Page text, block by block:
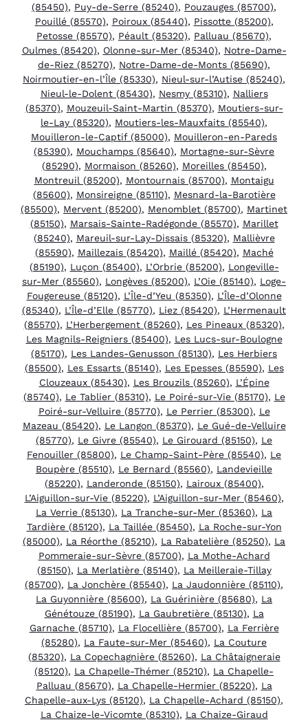
(85450), Puy-de-Serre (85240), Pouzauges (85700),
Pouillé (85570), Poiroux (85440), Pissotte (85200),
Petosse (85570), Péault (85320), Palluau (85670),
Oulmes (85420), Olonne-sur-Mer (85340), Notre-Dame-
de-Riez (85270), Notre-Dame-de-Monts (85690),
Noirmoutier-en-l’Île (85330), Nieul-sur-l’Autise (85240),
Nieul-le-Dolent (85430), Nesmy (85310), Nalliers
(85370), Mouzeuil-Saint-Martin (85370), Moutiers-sur-
le-Lay (85320), Moutiers-les-Mauxfaits (85540),
Mouilleron-le-Captif (85000), Mouilleron-en-Pareds
(85390), Mouchamps (85640), Mortagne-sur-Sèvre
(85290), Mormaison (85260), Moreilles (85450),
Montreuil (85200), Montournais (85700), Montaigu
(85600), Monsireigne (85110), Mesnard-la-Barotière
(85500), Mervent (85200), Menomblet (85700), Martinet
(85150), Marsais-Sainte-Radégonde (85570), Marillet
(85240), Mareuil-sur-Lay-Dissais (85320), Mallièvre
(85590), Maillezais (85420), Maillé (85420), Maché
(85190), Luçon (85400), L’Orbrie (85200), Longeville-
sur-Mer (85560), Longèves (85200), L’Oie (85140), Loge-
Fougereuse (85120), L’Île-d’Yeu (85350), L’Île-d’Olonne
(85340), L’Île-d’Elle (85770), Liez (85420), L’Hermenault
(85570), L’Herbergement (85260), Les Pineaux (85320),
Les Magnils-Reigniers (85400), Les Lucs-sur-Boulogne
(85170), Les Landes-Genusson (85130), Les Herbiers
(85500), Les Essarts (85140), Les Epesses (85590), Les
Clouzeaux (85430), Les Brouzils (85260), L’Épine
(85740), Le Tablier (85310), Le Poiré-sur-Vie (85170), Le
Poiré-sur-Velluire (85770), Le Perrier (85300), Le
Mazeau (85420), Le Langon (85370), Le Gué-de-Velluire
(85770), Le Givre (85540), Le Girouard (85150), Le
Fenouiller (85800), Le Champ-Saint-Père (85540), Le
Boupère (85510), Le Bernard (85560), Landevieille
(85220), Landeronde (85150), Lairoux (85400),
L’Aiguillon-sur-Vie (85220), L’Aiguillon-sur-Mer (85460),
La Verrie (85130), La Tranche-sur-Mer (85360), La
Tardière (85120), La Taillée (85450), La Roche-sur-Yon
(85000), La Réorthe (85210), La Rabatelière (85250), La
Pommeraie-sur-Sèvre (85700), La Mothe-Achard
(85150), La Merlatière (85140), La Meilleraie-Tillay
(85700), La Jonchère (85540), La Jaudonnière (85110),
La Guyonnière (85600), La Guérinière (85680), La
Génétouze (85190), La Gaubretière (85130), La
Garnache (85710), La Flocellière (85700), La Ferrière
(85280), La Faute-sur-Mer (85460), La Couture
(85320), La Copechagnière (85260), La Châtaigneraie
(85120), La Chapelle-Thémer (85210), La Chapelle-
Palluau (85670), La Chapelle-Hermier (85220), La
Chapelle-aux-Lys (85120), La Chapelle-Achard (85150),
La Chaize-le-Vicomte (85310), La Chaize-Giraud